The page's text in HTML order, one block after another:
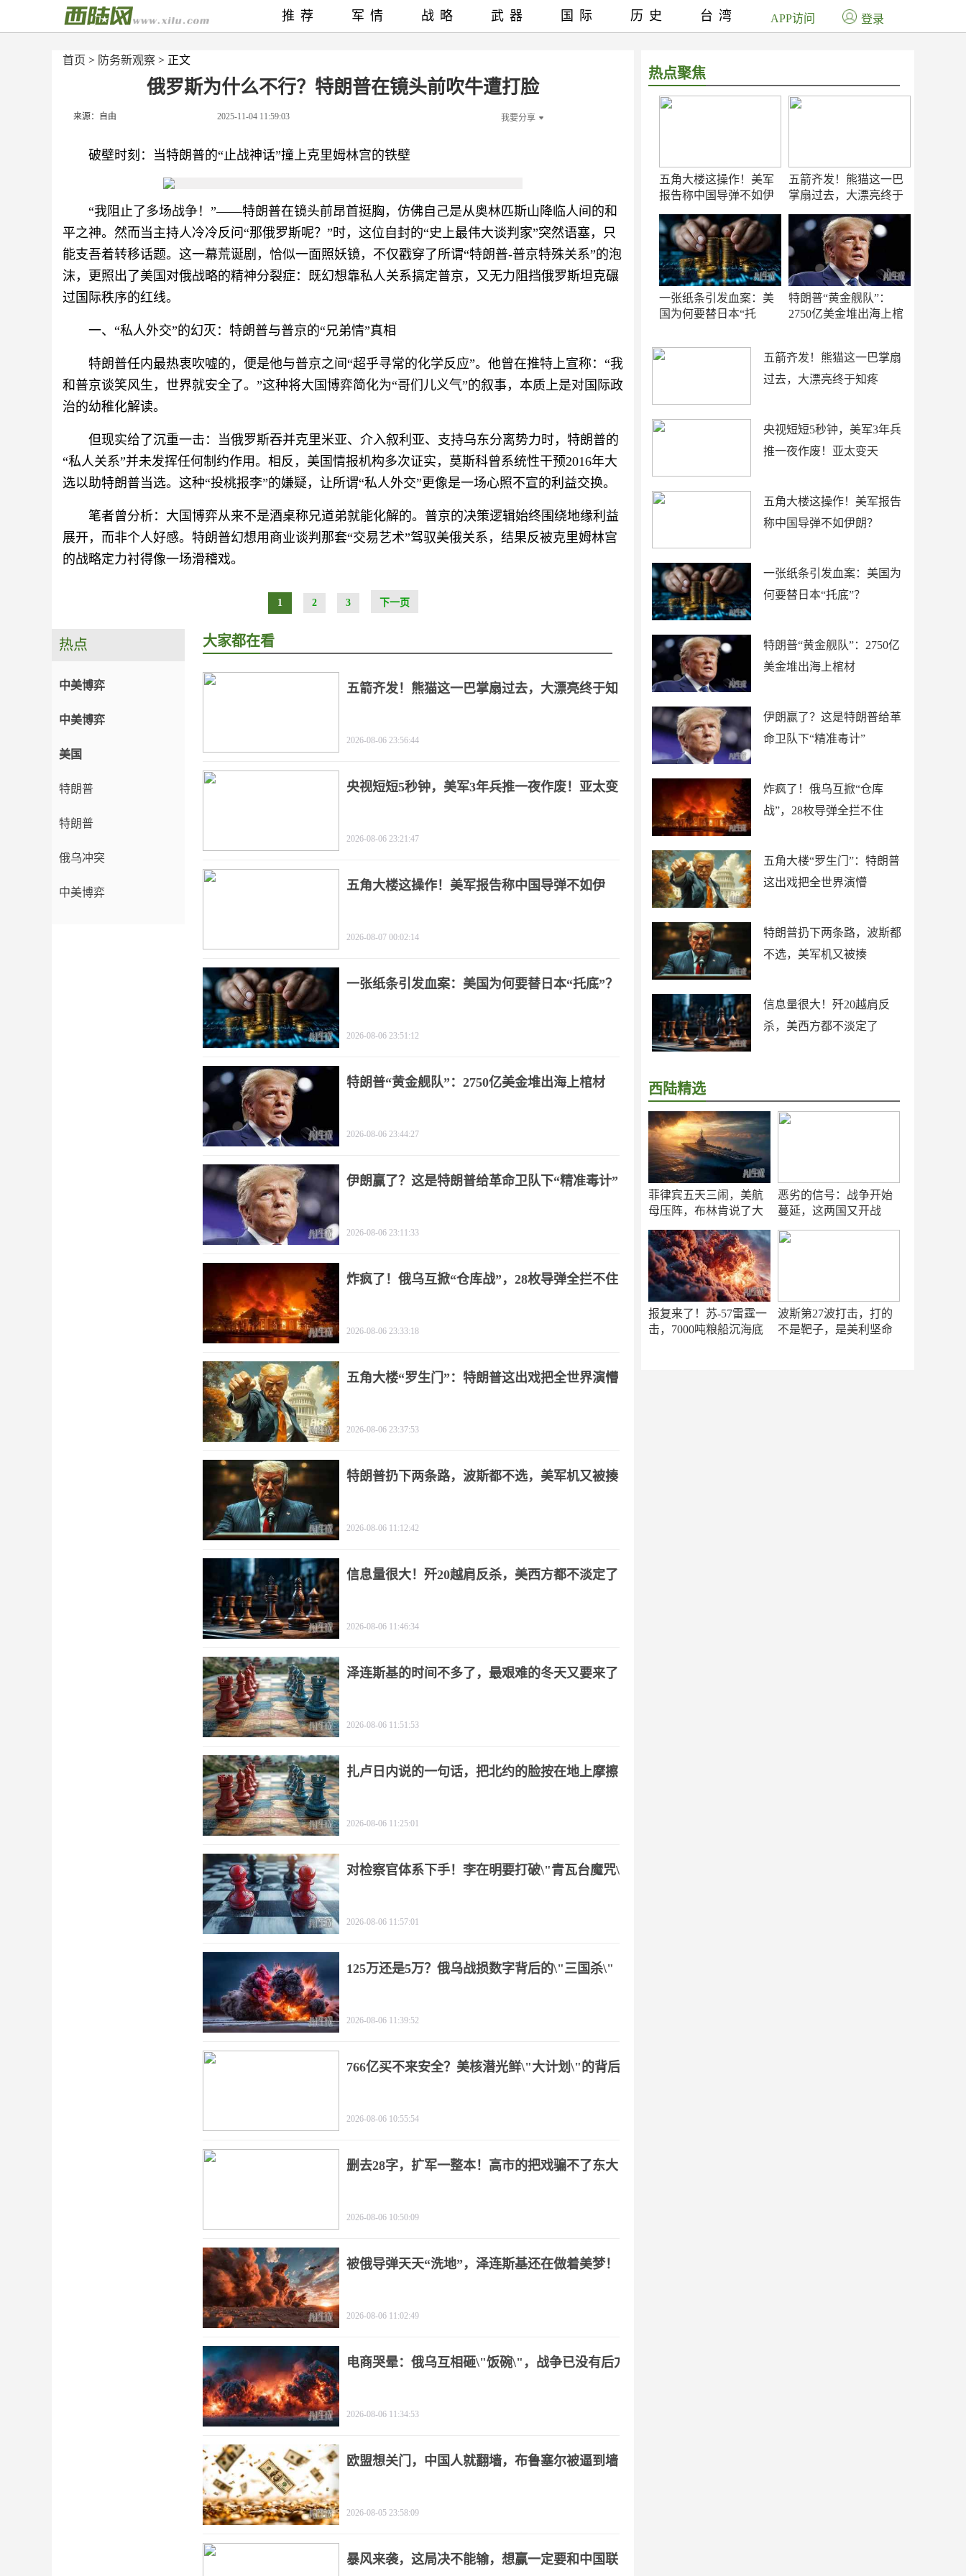
首页 > 防务新观察 > 正文
俄罗斯为什么不行？特朗普在镜头前吹牛遭打脸
来源：自由 2025-11-04 11:59:03 我要分享
破壁时刻：当特朗普的“止战神话”撞上克里姆林宫的铁壁
“我阻止了多场战争！”——特朗普在镜头前昂首挺胸，仿佛自己是从奥林匹斯山降临人间的和
平之神。然而当主持人冷冷反问“那俄罗斯呢？”时，这位自封的“史上最伟大谈判家”突然语塞，只
能支吾着转移话题。这一幕荒诞剧，恰似一面照妖镜，不仅戳穿了所谓“特朗普-普京特殊关系”的泡
沫，更照出了美国对俄战略的精神分裂症：既幻想靠私人关系搞定普京，又无力阻挡俄罗斯坦克碾
过国际秩序的红线。
一、“私人外交”的幻灭：特朗普与普京的“兄弟情”真相
特朗普任内最热衷吹嘘的，便是他与普京之间“超乎寻常的化学反应”。他曾在推特上宣称：“我
和普京谈笑风生，世界就安全了。”这种将大国博弈简化为“哥们儿义气”的叙事，本质上是对国际政
治的幼稚化解读。
但现实给了沉重一击：当俄罗斯吞并克里米亚、介入叙利亚、支持乌东分离势力时，特朗普的
“私人关系”并未发挥任何制约作用。相反，美国情报机构多次证实，莫斯科曾系统性干预2016年大
选以助特朗普当选。这种“投桃报李”的嫌疑，让所谓“私人外交”更像是一场心照不宣的利益交换。
笔者曾分析：大国博弈从来不是酒桌称兄道弟就能化解的。普京的决策逻辑始终围绕地缘利益
展开，而非个人好感。特朗普幻想用商业谈判那套“交易艺术”驾驭美俄关系，结果反被克里姆林宫
的战略定力衬得像一场滑稽戏。
1 2 3 下一页
热点聚焦
五角大楼这操作！美军
报告称中国导弹不如伊
五箭齐发！熊猫这一巴
掌扇过去，大漂亮终于
一张纸条引发血案：美
国为何要替日本“托
特朗普“黄金舰队”：
2750亿美金堆出海上棺
五箭齐发！熊猫这一巴掌扇
过去，大漂亮终于知疼
央视短短5秒钟，美军3年兵
推一夜作废！亚太变天
五角大楼这操作！美军报告
称中国导弹不如伊朗？
一张纸条引发血案：美国为
何要替日本“托底”？
特朗普“黄金舰队”：2750亿
美金堆出海上棺材
伊朗赢了？这是特朗普给革
命卫队下“精准毒计”
炸疯了！俄乌互掀“仓库
战”，28枚导弹全拦不住
五角大楼“罗生门”：特朗普
这出戏把全世界演懵
特朗普扔下两条路，波斯都
不选，美军机又被揍
信息量很大！歼20越肩反
杀，美西方都不淡定了
西陆精选
菲律宾五天三闹，美航
母压阵，布林肯说了大
恶劣的信号：战争开始
蔓延，这两国又开战
报复来了！苏-57雷霆一
击，7000吨粮船沉海底
波斯第27波打击，打的
不是靶子，是美利坚命
推荐 军情 战略 武器 国际 历史 台湾 APP访问 登录
热点
中美博弈
中美博弈
美国
特朗普
特朗普
俄乌冲突
中美博弈
大家都在看
五箭齐发！熊猫这一巴掌扇过去，大漂亮终于知
2026-08-06 23:56:44
央视短短5秒钟，美军3年兵推一夜作废！亚太变
2026-08-06 23:21:47
五角大楼这操作！美军报告称中国导弹不如伊
2026-08-07 00:02:14
一张纸条引发血案：美国为何要替日本“托底”？
2026-08-06 23:51:12
特朗普“黄金舰队”：2750亿美金堆出海上棺材
2026-08-06 23:44:27
伊朗赢了？这是特朗普给革命卫队下“精准毒计”
2026-08-06 23:11:33
炸疯了！俄乌互掀“仓库战”，28枚导弹全拦不住
2026-08-06 23:33:18
五角大楼“罗生门”：特朗普这出戏把全世界演懵
2026-08-06 23:37:53
特朗普扔下两条路，波斯都不选，美军机又被揍
2026-08-06 11:12:42
信息量很大！歼20越肩反杀，美西方都不淡定了
2026-08-06 11:46:34
泽连斯基的时间不多了，最艰难的冬天又要来了
2026-08-06 11:51:53
扎卢日内说的一句话，把北约的脸按在地上摩擦
2026-08-06 11:25:01
对检察官体系下手！李在明要打破\"青瓦台魔咒\"
2026-08-06 11:57:01
125万还是5万？俄乌战损数字背后的\"三国杀\"
2026-08-06 11:39:52
766亿买不来安全？美核潜光鲜\"大计划\"的背后
2026-08-06 10:55:54
删去28字，扩军一整本！高市的把戏骗不了东大
2026-08-06 10:50:09
被俄导弹天天“洗地”，泽连斯基还在做着美梦！
2026-08-06 11:02:49
电商哭晕：俄乌互相砸\"饭碗\"，战争已没有后方
2026-08-06 11:34:53
欧盟想关门，中国人就翻墙，布鲁塞尔被逼到墙
2026-08-05 23:58:09
暴风来袭，这局决不能输，想赢一定要和中国联